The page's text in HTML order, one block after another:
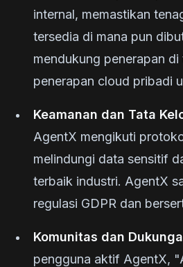
internal, memastikan
tersedia di mana pun
mendukung penerapan
penerapan cloud pribadi
Keamanan dan Tata
AgentX mengikuti
melindungi data sensitif
terbaik industri. AgentX
regulasi GDPR dan
Komunitas dan
pengguna aktif AgentX,